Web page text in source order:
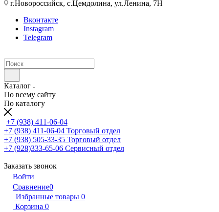
г.Новороссийск, с.Цемдолина, ул.Ленина, 7Н
Вконтакте
Instagram
Telegram
Каталог
По всему сайту
По каталогу
+7 (938) 411-06-04
+7 (938) 411-06-04 Торговый отдел
+7 (938) 505-33-35 Торговый отдел
+7 (928)333-65-06 Сервисный отдел
Заказать звонок
Войти
Сравнение0
Избранные товары 0
Корзина 0